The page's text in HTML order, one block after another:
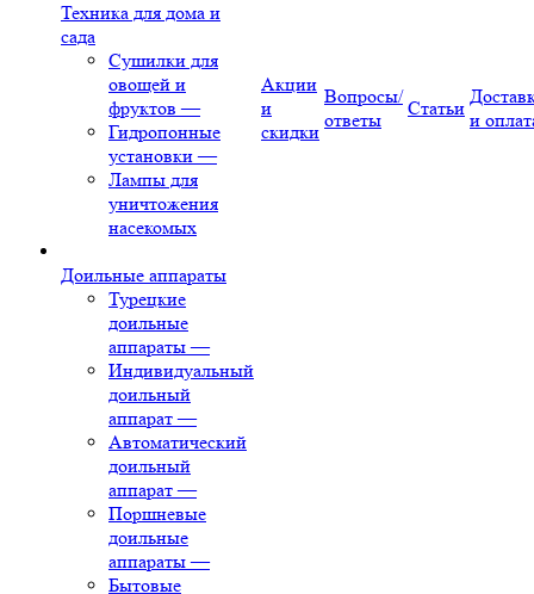
Техника для дома и
сада
Сушилки для
овощей и
фруктов —
Гидропонные
установки —
Лампы для
уничтожения
насекомых
Доильные аппараты
Турецкие
доильные
аппараты —
Индивидуальный
доильный
аппарат —
Автоматический
доильный
аппарат —
Поршневые
доильные
аппараты —
Бытовые
Акции
и
скидки
Вопросы/
ответы
Статьи
и